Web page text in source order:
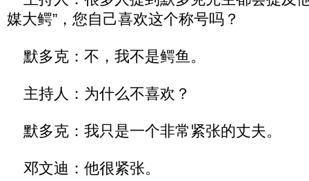
媒大鳄”，您自己喜欢这个称号吗？
默多克：不，我不是鳄鱼。
主持人：为什么不喜欢？
默多克：我只是一个非常紧张的丈夫。
邓文迪：他很紧张。